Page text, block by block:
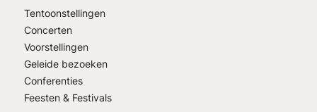
Tentoonstellingen
Concerten
Voorstellingen
Geleide bezoeken
Conferenties
Feesten & Festivals